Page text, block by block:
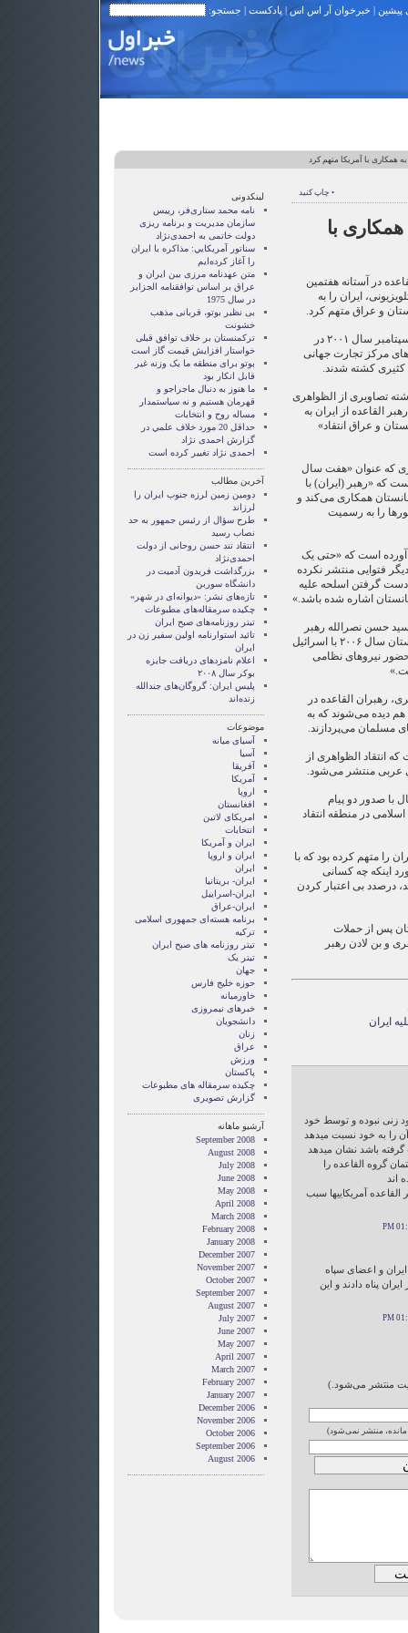
پیشین | خبرخوان آر اس اس| پادکست | جستجو:
همکاری با آمریکا متهم کرد
• چاپ کنید
همکاری با
در آستانه هفتمین
تلویزیونی، ایران را به
و عراق متهم کرد.
القاعده متهم ریف اول حادثه ۱۱ سپتامبر سال ۲۰۰۱ در
مرکز تجارت جهانی
کثیری کشته شدند.
تصاویری از الظواهری
القاعده از ایران به
و عراق انتقاد»
که عنوان «هفت سال
که «رهبر (ایران) با
همکاری می‌کند و
را به رسمیت
آورده است که «حتی یک
فتوایی منتشر نکرده
دست گرفتن اسلحه علیه
اشاره شده باشد.»
حسن نصرالله رهبر
حزب‌الله لبنان به خاطر جنگ تابستان سال ۲۰۰۶ با اسرائیل
نیروهای نظامی
رهبران القاعده در
هم دیده می‌شوند که به
مسلمان می‌پردازند.
انتقاد الظواهری از
عربی منتشر می‌شود.
با صدور دو پیام
در منطقه انتقاد
را متهم کرده بود که با
اینکه چه کسانی
درصدد بی اعتبار کردن
پس از حملات
و بن لادن رهبر
ایران
زنی نبوده و توسط خود
را به خود نسبت میدهد
باشد نشان میدهد
گروه القاعده را
اند
القاعده آمریکاییها سبب
و اعضای سپاه
پناه دادند و این
منتشر می‌شود.)
مانده، منتشر نمی‌شود)
لینکدونی
نامه محمد ستاری‌فر، رییس
سازمان مدیریت و برنامه ریزی
دولت خاتمی به احمدی‌نژاد
سناتور آمريکايي: مذاکره با ايران
را آغاز کرده‌ايم
متن عهدنامه مرزى بين ايران و
عراق بر اساس توافقنامه الجزاير
در سال 1975
بی نظیر بوتو، قربانی مذهب
خشونت
ترکمنستان بر خلاف توافق قبلی
خواستار افزایش قیمت گاز است
بوتو برای منطقه ما یک وزنه غیر
قابل انکار بود
ما هنوز به دنبال ماجراجو و
قهرمان هستيم و نه سياستمدار
مساله روح و انتخابات
حداقل 20 مورد خلاف علمي در
گزارش احمدی نژاد
احمدی نژاد تغییر کرده است
آخرین مطالب
دومین زمین لرزه جنوب ایران را
لرزاند
طرح سؤال از رئیس جمهور به حد
نصاب رسید
انتقاد تند حسن روحانی از دولت
احمدی‌نژاد
بزرگداشت فریدون آدمیت در
دانشگاه سوربن
تازه‌های نشر: «دیوانه‌ای در شهر»
چکیده سرمقاله‌های مطبوعات
تیتر روزنامه‌های صبح ایران
تائید استوارنامه اولین سفیر زن در
ایران
اعلام نامزدهای دريافت جايزه
بوکر سال ۲۰۰۸
پلیس ایران: گروگان‌های جند‌الله
زنده‌اند
موضوعات
آسيای ميانه
آسیا
آفریقا
آمریکا
اروپا
افغانستان
امریکای لاتین
انتخابات
ايران و آمريکا
ايران و اروپا
ایران
ایران- بریتانیا
ایران-اسراییل
ایران-عراق
برنامه هسته‌ای جمهوری اسلامی
ترکیه
تیتر روزنامه های صبح ایران
تیتر یک
جهان
حوزه خلیج فارس
خاورمیانه
خبرهای نیمروزی
دانشجویان
زنان
عراق
ورزش
پاکستان
چکیده سرمقاله های مطبوعات
گزارش تصويری
آرشیو ماهانه
September 2008
August 2008
July 2008
June 2008
May 2008
April 2008
March 2008
February 2008
January 2008
December 2007
November 2007
October 2007
September 2007
August 2007
July 2007
June 2007
May 2007
April 2007
March 2007
February 2007
January 2007
December 2006
November 2006
October 2006
September 2006
August 2006